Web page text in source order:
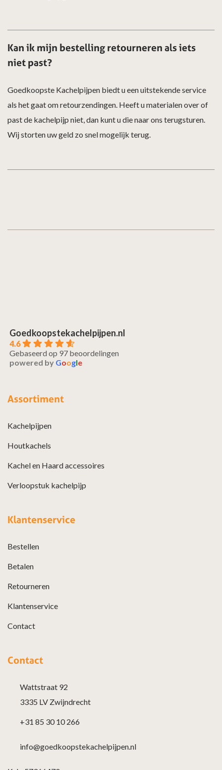
Kan ik mijn bestelling retourneren als iets
niet past?
Goedkoopste Kachelpijpen biedt u een uitstekende service
als het gaat om retourzendingen. Heeft u materialen over of
past de kachelpijp niet, dan kunt u die naar ons terugsturen.
Wij storten uw geld zo snel mogelijk terug.
Goedkoopstekachelpijpen.nl
4.6
Gebaseerd op 97 beoordelingen
powered by Google
Assortiment
Kachelpijpen
Houtkachels
Kachel en Haard accessoires
Verloopstuk kachelpijp
Klantenservice
Bestellen
Betalen
Retourneren
Klantenservice
Contact
Contact
Wattstraat 92
3335 LV Zwijndrecht
+31 85 30 10 266
info@goedkoopstekachelpijpen.nl